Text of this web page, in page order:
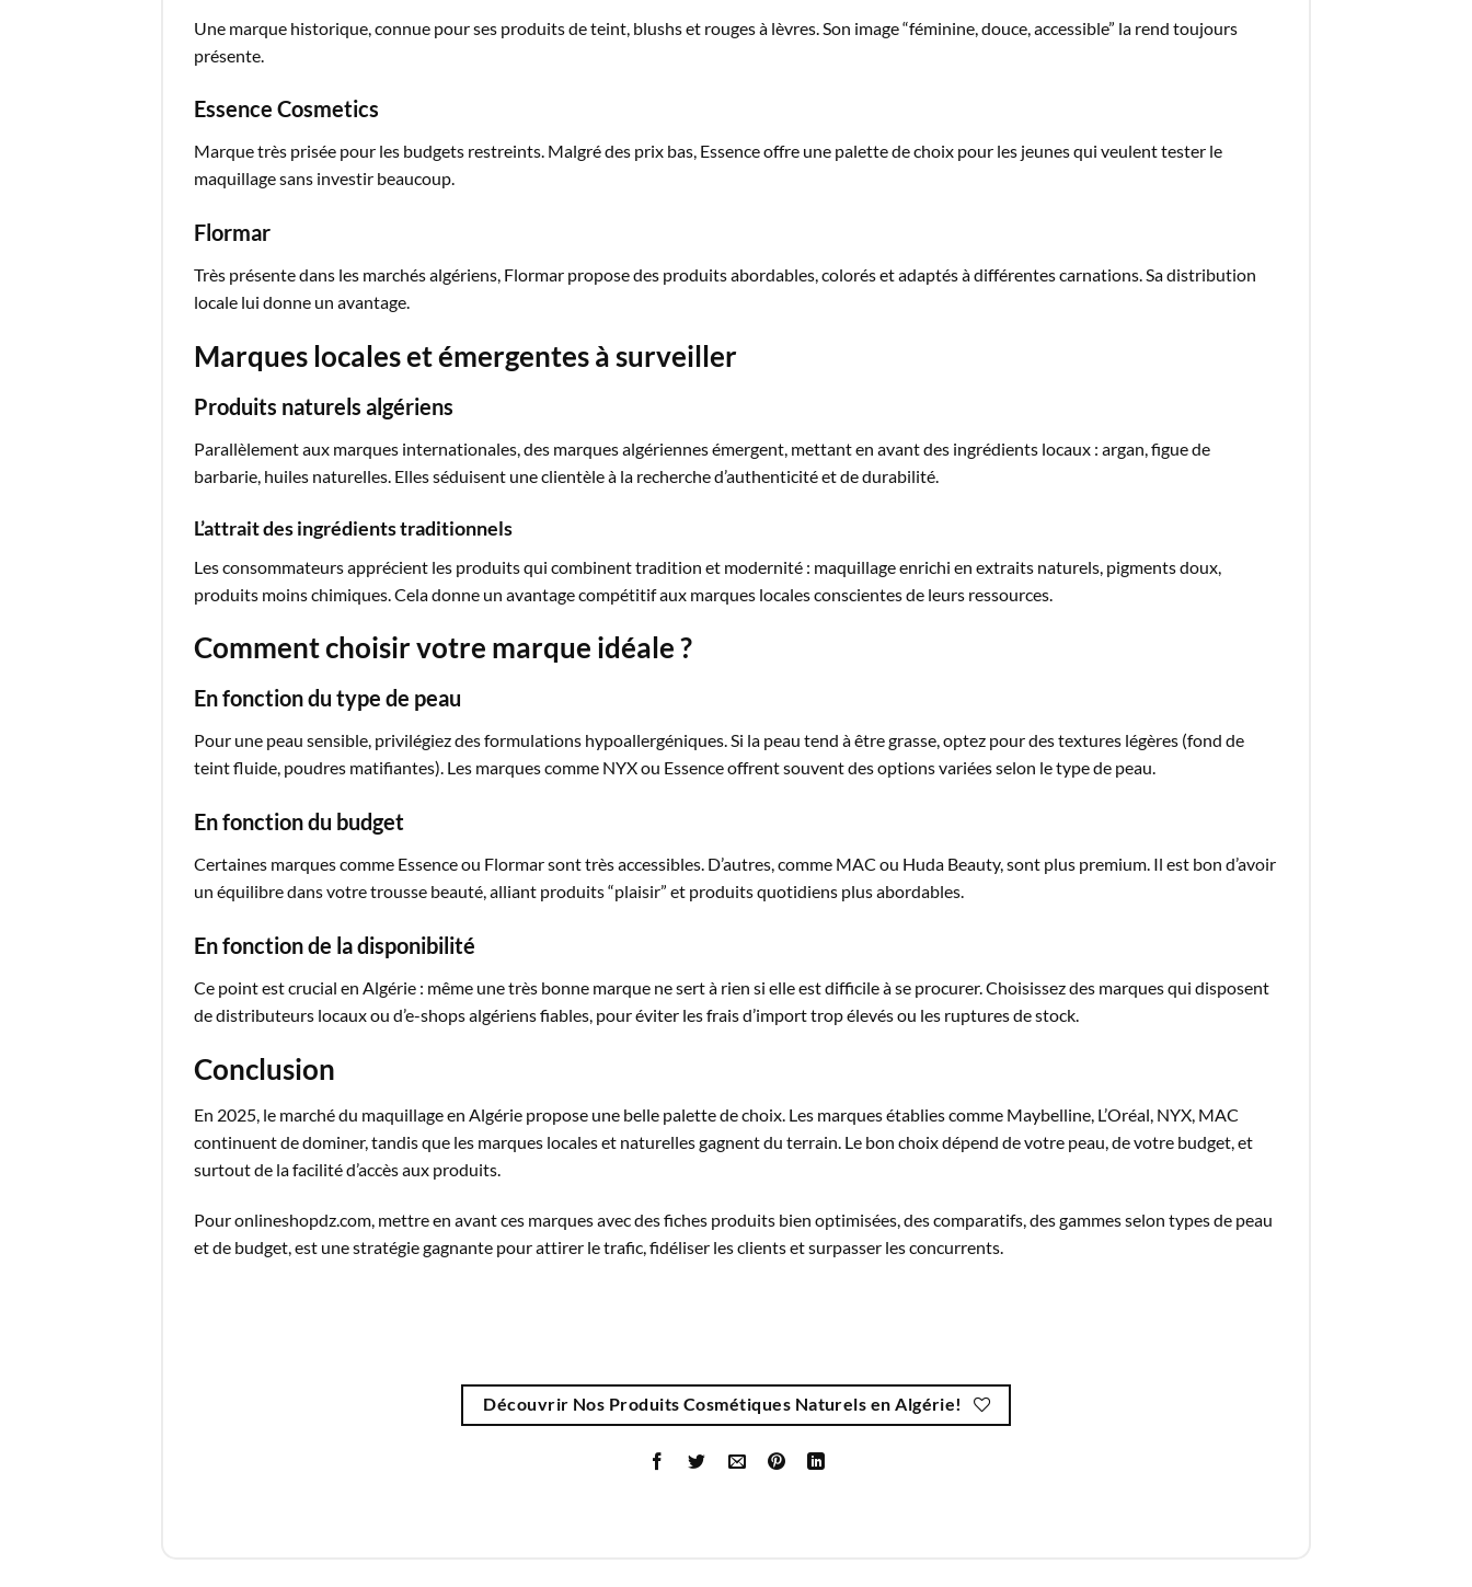
Une marque historique, connue pour ses produits de teint, blushs et rouges à lèvres. Son image “féminine, douce, accessible” la rend toujours
présente.
Essence Cosmetics
Marque très prisée pour les budgets restreints. Malgré des prix bas, Essence offre une palette de choix pour les jeunes qui veulent tester le
maquillage sans investir beaucoup.
Flormar
Très présente dans les marchés algériens, Flormar propose des produits abordables, colorés et adaptés à différentes carnations. Sa distribution
locale lui donne un avantage.
Marques locales et émergentes à surveiller
Produits naturels algériens
Parallèlement aux marques internationales, des marques algériennes émergent, mettant en avant des ingrédients locaux : argan, figue de
barbarie, huiles naturelles. Elles séduisent une clientèle à la recherche d’authenticité et de durabilité.
L’attrait des ingrédients traditionnels
Les consommateurs apprécient les produits qui combinent tradition et modernité : maquillage enrichi en extraits naturels, pigments doux,
produits moins chimiques. Cela donne un avantage compétitif aux marques locales conscientes de leurs ressources.
Comment choisir votre marque idéale ?
En fonction du type de peau
Pour une peau sensible, privilégiez des formulations hypoallergéniques. Si la peau tend à être grasse, optez pour des textures légères (fond de
teint fluide, poudres matifiantes). Les marques comme NYX ou Essence offrent souvent des options variées selon le type de peau.
En fonction du budget
Certaines marques comme Essence ou Flormar sont très accessibles. D’autres, comme MAC ou Huda Beauty, sont plus premium. Il est bon d’avoir
un équilibre dans votre trousse beauté, alliant produits “plaisir” et produits quotidiens plus abordables.
En fonction de la disponibilité
Ce point est crucial en Algérie : même une très bonne marque ne sert à rien si elle est difficile à se procurer. Choisissez des marques qui disposent
de distributeurs locaux ou d’e-shops algériens fiables, pour éviter les frais d’import trop élevés ou les ruptures de stock.
Conclusion
En 2025, le marché du maquillage en Algérie propose une belle palette de choix. Les marques établies comme Maybelline, L’Oréal, NYX, MAC
continuent de dominer, tandis que les marques locales et naturelles gagnent du terrain. Le bon choix dépend de votre peau, de votre budget, et
surtout de la facilité d’accès aux produits.
Pouronlineshopdz.com, mettre en avant ces marques avec des fiches produits bien optimisées, des comparatifs, des gammes selon types de peau
et de budget, est une stratégie gagnante pour attirer le trafic, fidéliser les clients et surpasser les concurrents.
Découvrir Nos Produits Cosmétiques Naturels en Algérie!